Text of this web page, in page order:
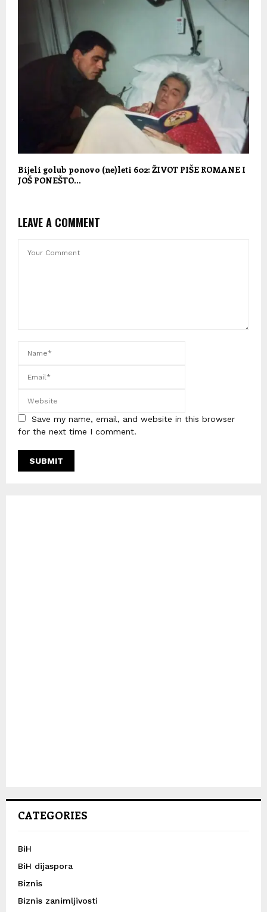
Bijeli golub ponovo (ne)leti 602: ŽIVOT PIŠE ROMANE I
JOŠ PONEŠTO…
LEAVE A COMMENT
Save my name, email, and website in this browser
for the next time I comment.
CATEGORIES
BiH
BiH dijaspora
Biznis
Biznis zanimljivosti